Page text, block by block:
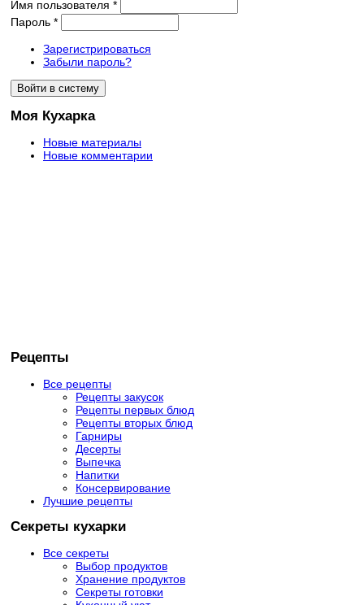
Имя пользователя *
Пароль *
Зарегистрироваться
Забыли пароль?
Моя Кухарка
Новые материалы
Новые комментарии
Рецепты
Все рецепты
Рецепты закусок
Рецепты первых блюд
Рецепты вторых блюд
Гарниры
Десерты
Выпечка
Напитки
Консервирование
Лучшие рецепты
Секреты кухарки
Все секреты
Выбор продуктов
Хранение продуктов
Секреты готовки